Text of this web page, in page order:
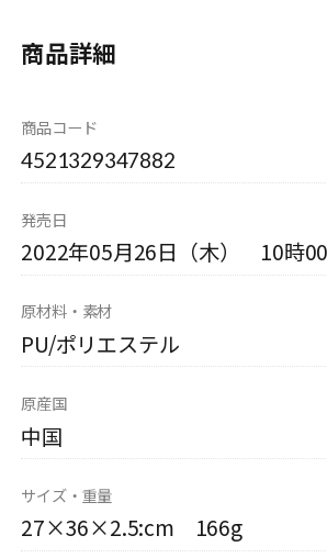
商品詳細
商品コード
4521329347882
発売日
2022年05月26日（木） 10時
原材料・素材
PU/ポリエステル
原産国
中国
サイズ・重量
27×36×2.5:cm 166g